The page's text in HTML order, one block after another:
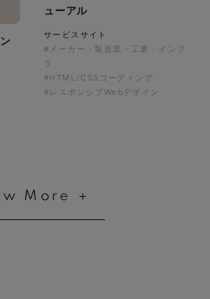
ューアル
サービスサイト
#メーカー・製造業・工業・インフ
ラ
#HTML/CSSコーディング
#レスポンシブWebデザイン
More ＋